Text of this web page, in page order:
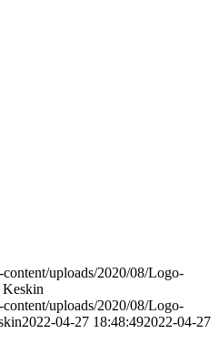
uploads/2020/08/Logo-
uploads/2020/08/Logo-
2022-04-27 18:48:492022-04-27